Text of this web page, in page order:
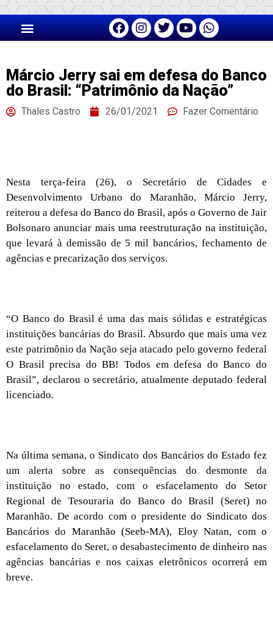
Márcio Jerry sai em defesa do Banco
do Brasil: “Patrimônio da Nação”
Thales Castro 26/01/2021 Fazer Comentário
Nesta terça-feira (26), o Secretário de Cidades e
Desenvolvimento Urbano do Maranhão, Márcio Jerry,
reiterou a defesa do Banco do Brasil, após o Governo de Jair
Bolsonaro anunciar mais uma reestruturação na instituição,
que levará à demissão de 5 mil bancários, fechamento de
agências e precarização dos serviços.
“O Banco do Brasil é uma das mais sólidas e estratégicas
instituições bancárias do Brasil. Absurdo que mais uma vez
este patrimônio da Nação seja atacado pelo governo federal
O Brasil precisa do BB! Todos em defesa do Banco do
Brasil”, declarou o secretário, atualmente deputado federal
licenciado.
Na última semana, o Sindicato dos Bancários do Estado fez
um alerta sobre as consequências do desmonte da
instituição no estado, com o esfacelamento do Setor
Regional de Tesouraria do Banco do Brasil (Seret) no
Maranhão. De acordo com o presidente do Sindicato dos
Bancários do Maranhão (Seeb-MA), Eloy Natan, com o
esfacelamento do Seret, o desabastecimento de dinheiro nas
agências bancárias e nos caixas eletrônicos ocorrerá em
breve.